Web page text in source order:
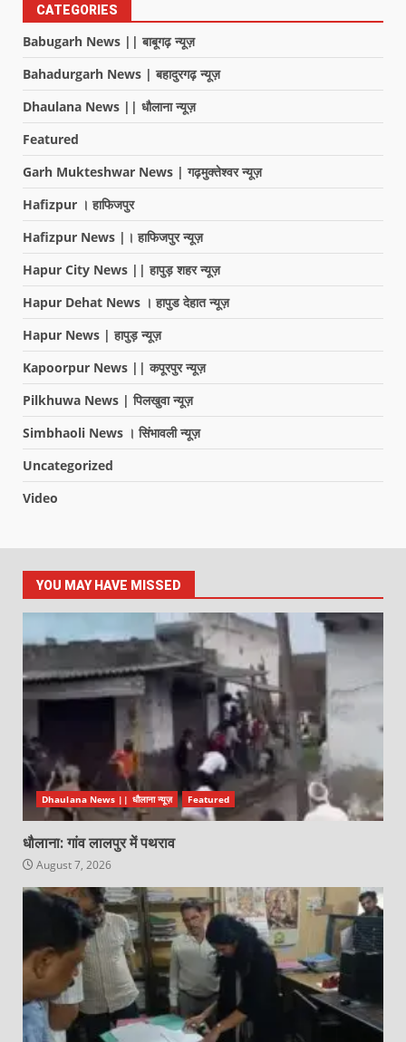
CATEGORIES
Babugarh News || बाबूगढ़ न्यूज़
Bahadurgarh News | बहादुरगढ़ न्यूज़
Dhaulana News || धौलाना न्यूज़
Featured
Garh Mukteshwar News | गढ़मुक्तेश्वर न्यूज़
Hafizpur । हाफिजपुर
Hafizpur News |। हाफिजपुर न्यूज़
Hapur City News || हापुड़ शहर न्यूज़
Hapur Dehat News । हापुड देहात न्यूज़
Hapur News | हापुड़ न्यूज़
Kapoorpur News || कपूरपुर न्यूज़
Pilkhuwa News | पिलखुवा न्यूज़
Simbhaoli News । सिंभावली न्यूज़
Uncategorized
Video
YOU MAY HAVE MISSED
Dhaulana News || धौलाना न्यूज़ Featured
धौलाना: गांव लालपुर में पथराव
August 7, 2026